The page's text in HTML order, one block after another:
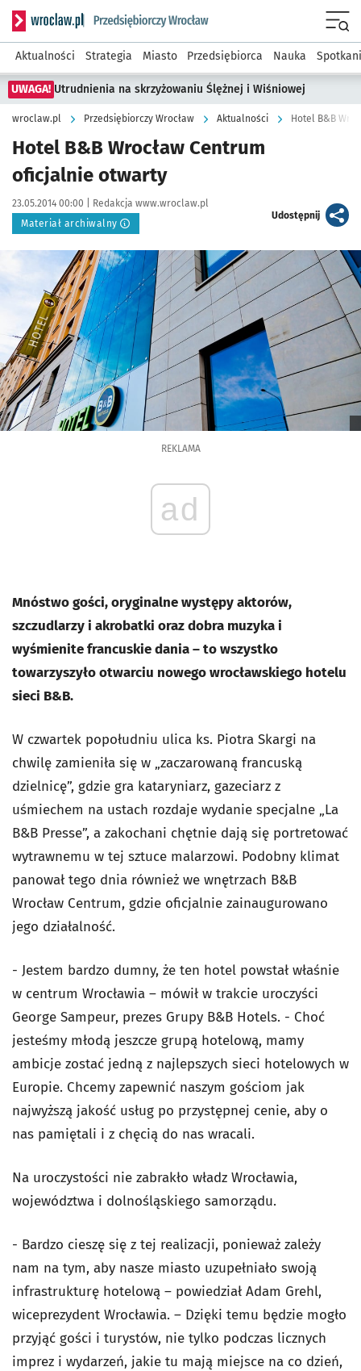
Serwis informacyjny wroclaw.pl podserwis: Strategia
Aktualności Strategia Miasto Przedsiębiorca Nauka
UWAGA! Utrudnienia na skrzyżowaniu Ślężnej i Wiśniowej
wroclaw.pl Przedsiębiorczy Wrocław Aktualności Hotel B&B
Hotel B&B Wrocław Centrum
oficjalnie otwarty
Data publikacji:
23.05.2014 00:00 | Autor:
Redakcja www.wroclaw.pl
Materiał archiwalny
Udostępnijartykuł
Kliknij, aby powiększyć
REKLAMA
ad
Mnóstwo gości, oryginalne występy aktorów,
szczudlarzy i akrobatki oraz dobra muzyka i
wyśmienite francuskie dania – to wszystko
towarzyszyło otwarciu nowego wrocławskiego hotelu
sieci B&B.
W czwartek popołudniu ulica ks. Piotra Skargi na
chwilę zamieniła się w „zaczarowaną francuską
dzielnicę”, gdzie gra kataryniarz, gazeciarz z
uśmiechem na ustach rozdaje wydanie specjalne „La
B&B Presse”, a zakochani chętnie dają się portretować
wytrawnemu w tej sztuce malarzowi. Podobny klimat
panował tego dnia również we wnętrzach B&B
Wrocław Centrum, gdzie oficjalnie zainaugurowano
jego działalność.
- Jestem bardzo dumny, że ten hotel powstał właśnie
w centrum Wrocławia – mówił w trakcie uroczyści
George Sampeur, prezes Grupy B&B Hotels. - Choć
jesteśmy młodą jeszcze grupą hotelową, mamy
ambicje zostać jedną z najlepszych sieci hotelowych w
Europie. Chcemy zapewnić naszym gościom jak
najwyższą jakość usług po przystępnej cenie, aby o
nas pamiętali i z chęcią do nas wracali.
Na uroczystości nie zabrakło władz Wrocławia,
województwa i dolnośląskiego samorządu.
- Bardzo cieszę się z tej realizacji, ponieważ zależy
nam na tym, aby nasze miasto uzupełniało swoją
infrastrukturę hotelową – powiedział Adam Grehl,
wiceprezydent Wrocławia. – Dzięki temu będzie mogło
przyjąć gości i turystów, nie tylko podczas licznych
imprez i wydarzeń, jakie tu mają miejsce na co dzień,